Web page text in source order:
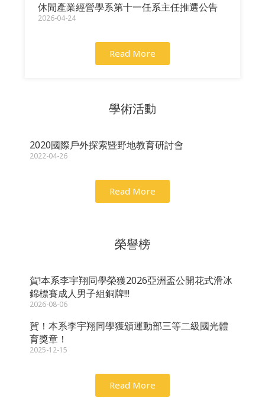
休閒產業經營學系第十一任系主任推選公告
2026-04-24
Read More
學術活動
2020國際戶外探索暨野地教育研討會
2022-04-26
Read More
榮譽榜
賀!本系李宇翔同學榮獲2026亞洲盃公開花式滑冰
錦標賽成人男子組銅牌!!!
2026-08-06
賀！本系李宇翔同學獲頒運動部三等二級國光體
育獎章！
2025-12-15
Read More